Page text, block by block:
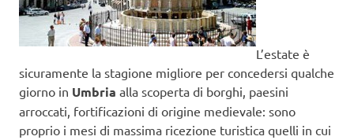
L’estate è
sicuramente la stagione migliore per concedersi qualche
giorno in Umbria alla scoperta di borghi, paesini
arroccati, fortificazioni di origine medievale: sono
proprio i mesi di massima ricezione turistica quelli in cui